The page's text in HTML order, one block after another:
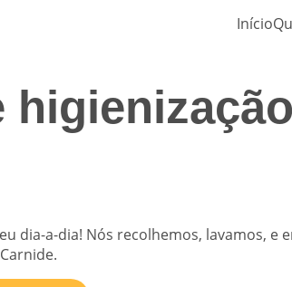
Início
dia-a-dia! Nós recolhemos, lavamos,